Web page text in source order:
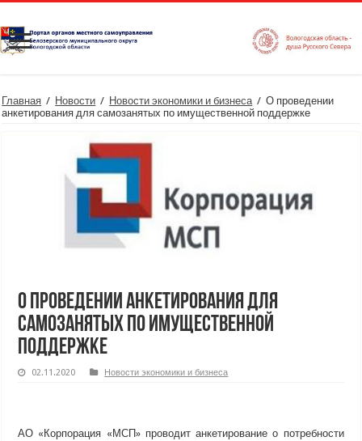
Главная / Новости / Новости экономики и бизнеса / О проведении
анкетирования для самозанятых по имущественной поддержке
О проведении анкетирования для
самозанятых по имущественной
поддержке
02.11.2020 Новости экономики и бизнеса
АО «Корпорация «МСП» проводит анкетирование о потребности